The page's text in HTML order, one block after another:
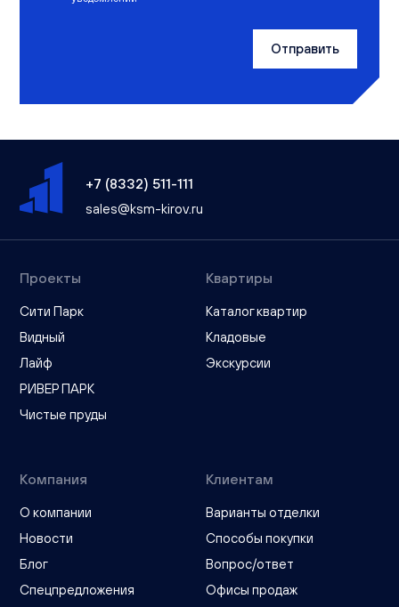
Отправить
+7 (8332) 511-111
sales@ksm-kirov.ru
Проекты
Сити Парк
Видный
Лайф
РИВЕР ПАРК
Чистые пруды
Квартиры
Каталог квартир
Кладовые
Экскурсии
Компания
О компании
Новости
Блог
Спецпредложения
Клиентам
Варианты отделки
Способы покупки
Вопрос/ответ
Офисы продаж